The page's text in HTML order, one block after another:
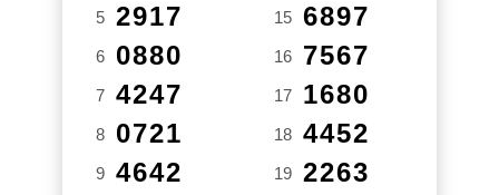
5 2917
6 0880
7 4247
8 0721
9 4642
15 6897
16 7567
17 1680
18 4452
19 2263